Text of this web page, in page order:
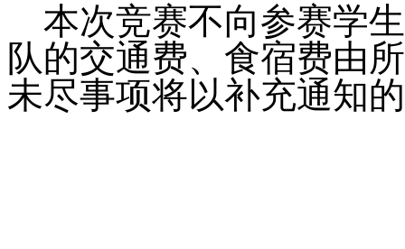
本次竞赛不向参赛学
队的交通费、食宿费由
未尽事项将以补充通知